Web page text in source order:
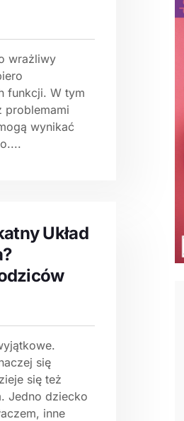
wrażliwy
funkcji. W tym
problemami
wynikać
Układ
się
się też
Jedno dziecko
inne